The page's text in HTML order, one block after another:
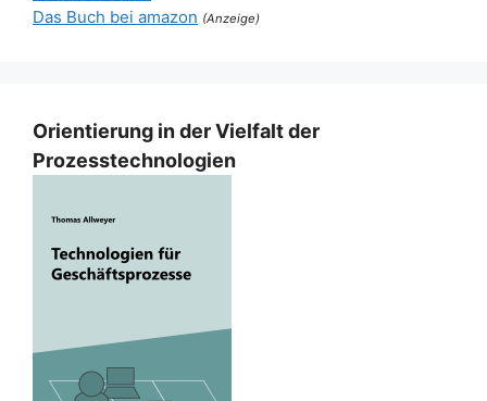
Das Buch bei amazon (Anzeige)
Orientierung in der Vielfalt der
Prozesstechnologien